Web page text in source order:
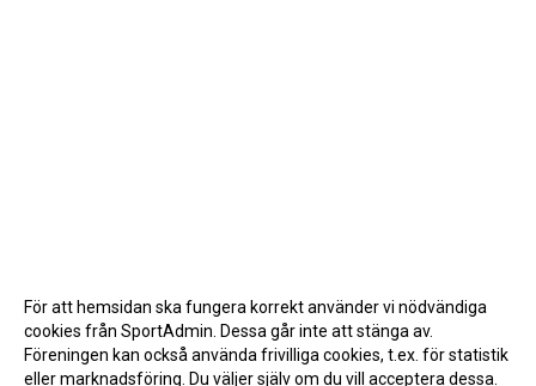
För att hemsidan ska fungera korrekt använder vi nödvändiga
cookies från SportAdmin. Dessa går inte att stänga av.
Föreningen kan också använda frivilliga cookies, t.ex. för statistik
eller marknadsföring. Du väljer själv om du vill acceptera dessa.